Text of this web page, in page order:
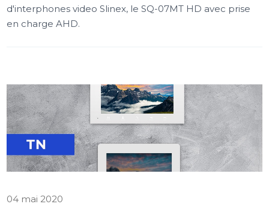
d'interphones video Slinex, le SQ-07MT HD avec prise
en charge AHD.
04 mai 2020